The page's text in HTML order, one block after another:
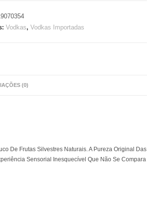
Vodkas,Vodkas Importadas
(0)
De Frutas Silvestres Naturais. A Pureza Original Das
Sensorial Inesquecível Que Não Se Compara